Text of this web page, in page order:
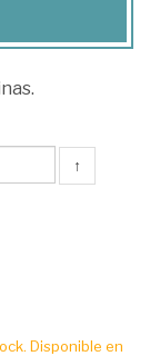
↑
Disponible en